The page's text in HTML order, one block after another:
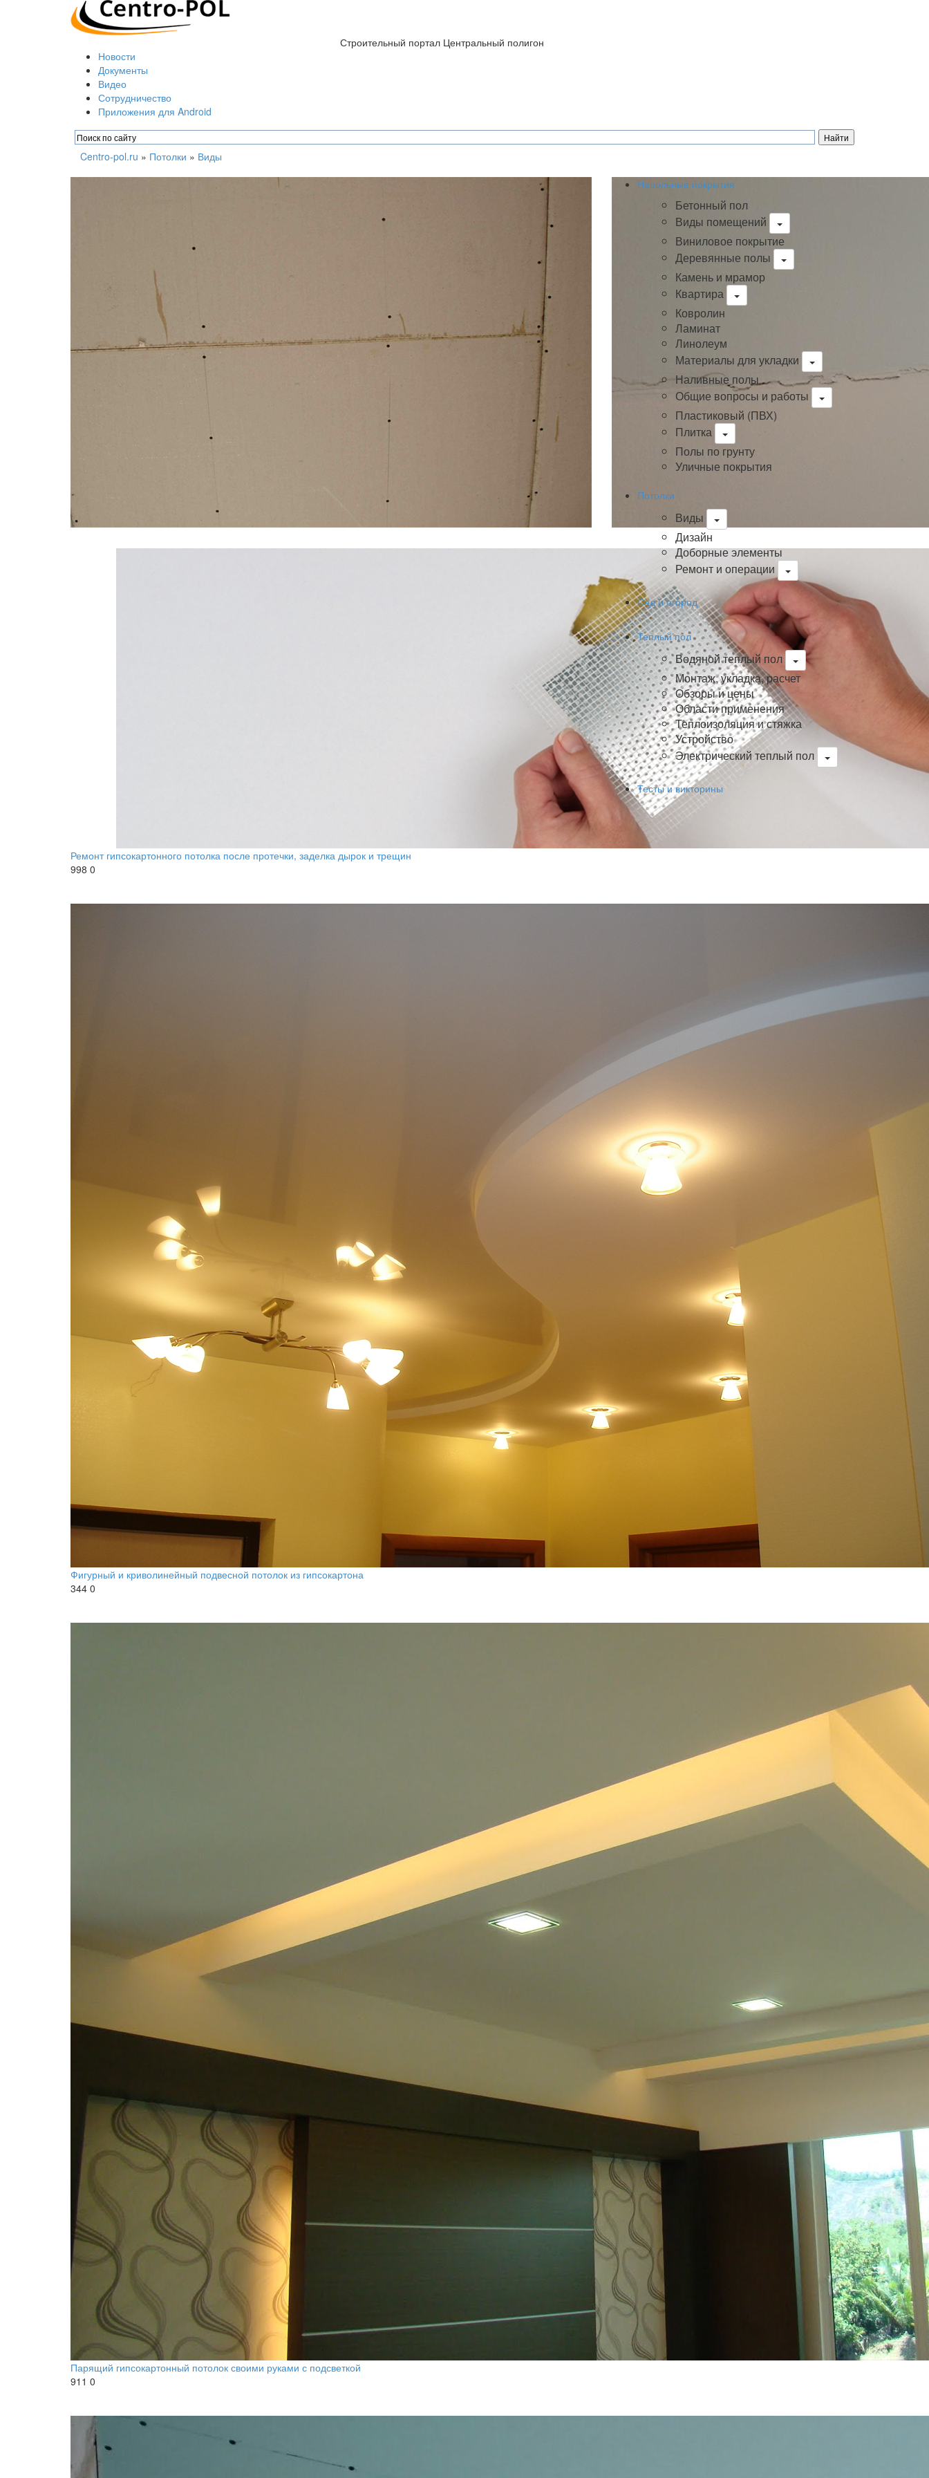
Строительный портал Центральный полигон
Новости
Документы
Видео
Сотрудничество
Приложения для Android
Centro-pol.ru » Потолки » Виды
Ремонт гипсокартонного потолка после протечки, заделка дырок и трещин
998 0
Фигурный и криволинейный подвесной потолок из гипсокартона
344 0
Парящий гипсокартонный потолок своими руками с подсветкой
911 0
Напольные покрытия
Бетонный пол
Виды помещений
Виниловое покрытие
Деревянные полы
Камень и мрамор
Квартира
Ковролин
Ламинат
Линолеум
Материалы для укладки
Наливные полы
Общие вопросы и работы
Пластиковый (ПВХ)
Плитка
Полы по грунту
Уличные покрытия
Потолки
Виды
Дизайн
Доборные элементы
Ремонт и операции
Сад и огород
Теплый пол
Водяной теплый пол
Монтаж, укладка, расчет
Обзоры и цены
Области применения
Теплоизоляция и стяжка
Устройство
Электрический теплый пол
Тесты и викторины